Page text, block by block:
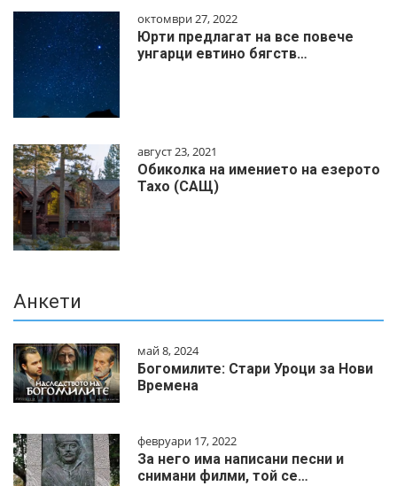
октомври 27, 2022
Юрти предлагат на все повече
унгарци евтино бягств…
август 23, 2021
Обиколка на имението на езерото
Тахо (САЩ)
Анкети
май 8, 2024
Богомилите: Стари Уроци за Нови
Времена
февруари 17, 2022
За него има написани песни и
снимани филми, той се…